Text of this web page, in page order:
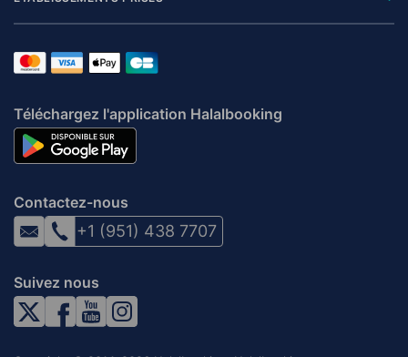
Téléchargez l'application Halalbooking
Contactez-nous
+1 (951) 438 7707
Suivez nous